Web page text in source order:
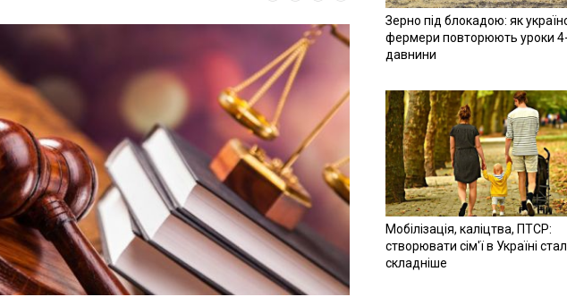
Зерно під блокадою: як
фермери повторюють уроки 4-
давнини
Мобілізація, каліцтва, ПТСР:
створювати сім'ї в Україні
складніше